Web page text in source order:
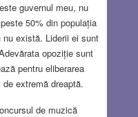
guvernul meu, nu
50% din populația
există. Liderii ei sunt
opoziție sunt
pentru eliberarea
extremă dreaptă.
de muzică